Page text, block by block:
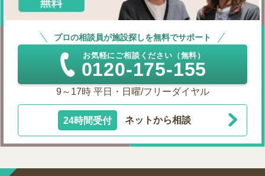
プロの相談員が施設探しを無料でサポート
お気軽にご相談ください（無料）
0120-175-155
9～17時 平日・日曜/フリーダイヤル
24時間受付 ネットから相談